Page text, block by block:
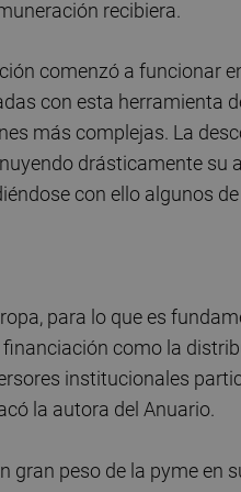
recibiera.
comenzó a funcionar
con esta herramienta
más complejas. La
drásticamente su
con ello algunos
para lo que es
como la
institucionales
la autora del Anuario.
gran peso de la pyme en